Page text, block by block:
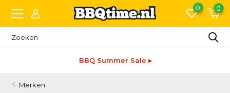
0 0
BBQ Summer Sale ▸
Merken